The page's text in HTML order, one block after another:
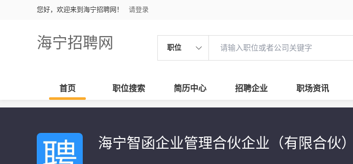
您好，欢迎来到海宁招聘网！ 请登录
海宁招聘网 职位
首页 职位搜索 简历中心 招聘企业 职场资讯
海宁智函企业管理合伙企业（有限合伙）